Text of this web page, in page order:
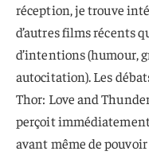
réception, je trouve
d’autres films récents
d’intentions (humour,
autocitation). Les
Thor: Love and
perçoit
avant même de